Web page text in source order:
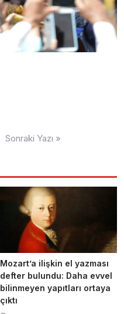
Sonraki Yazı »
Mozart’a ilişkin el yazması
defter bulundu: Daha evvel
bilinmeyen yapıtları ortaya
çıktı